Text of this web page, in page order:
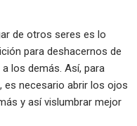
de otros seres es lo
para deshacernos de
los demás. Así, para
es necesario abrir los ojos
y así vislumbrar mejor